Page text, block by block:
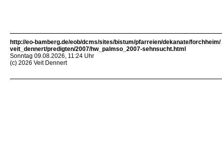
http://eo-bamberg.de/eob/dcms/sites/bistum/pfarreien/dekanate/forchheim/
veit_dennert/predigten/2007/hw_palmso_2007-sehnsucht.html
Sonntag 09.08.2026, 11:24 Uhr
(c) 2026 Veit Dennert